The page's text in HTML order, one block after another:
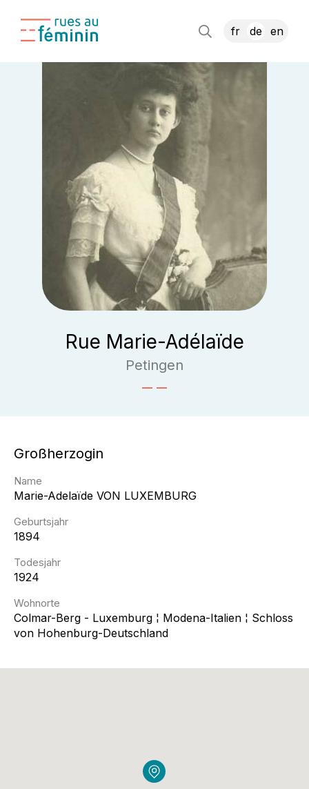
fr de en
Rue Marie-Adélaïde
Petingen
Großherzogin
Name
Marie-Adelaïde VON LUXEMBURG
Geburtsjahr
1894
Todesjahr
1924
Wohnorte
Colmar-Berg - Luxemburg ¦ Modena-Italien ¦ Schloss
von Hohenburg-Deutschland